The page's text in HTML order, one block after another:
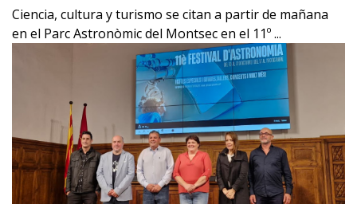
Ciencia, cultura y turismo se citan a partir de mañana
en el Parc Astronòmic del Montsec en el 11º ...